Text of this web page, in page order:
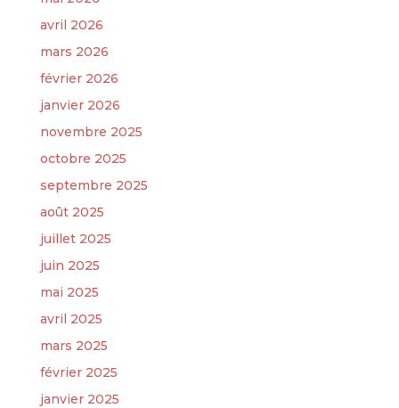
avril 2026
mars 2026
février 2026
janvier 2026
novembre 2025
octobre 2025
septembre 2025
août 2025
juillet 2025
juin 2025
mai 2025
avril 2025
mars 2025
février 2025
janvier 2025